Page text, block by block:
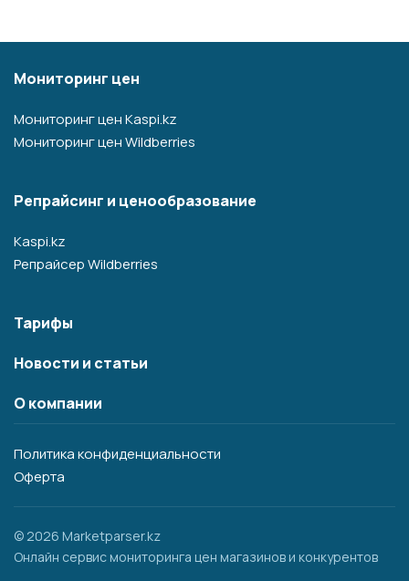
Мониторинг цен
Мониторинг цен Kaspi.kz
Мониторинг цен Wildberries
Репрайсинг и ценообразование
Kaspi.kz
Репрайсер Wildberries
Тарифы
Новости и статьи
О компании
Политика конфиденциальности
Оферта
© 2026 Marketparser.kz
Онлайн сервис мониторинга цен магазинов и конкурентов